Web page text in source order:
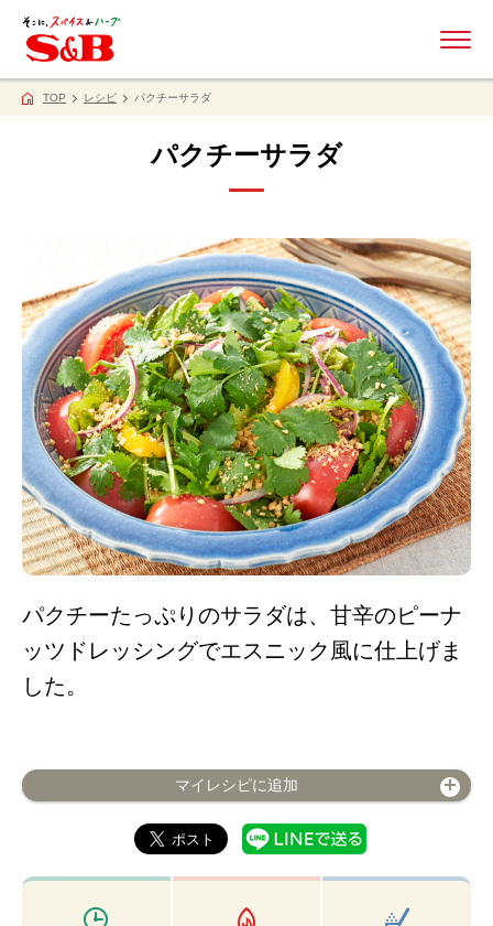
TOP レシピ パクチーサラダ
パクチーサラダ
パクチーたっぷりのサラダは、甘辛のピーナ
ッツドレッシングでエスニック風に仕上げま
した。
マイレシピに追加